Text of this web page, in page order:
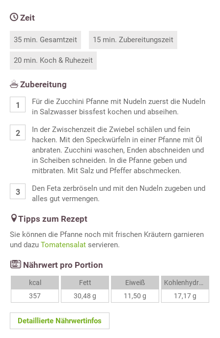
Zeit
35 min. Gesamtzeit 15 min. Zubereitungszeit
20 min. Koch & Ruhezeit
Zubereitung
Für die Zucchini Pfanne mit Nudeln zuerst die Nudeln
in Salzwasser bissfest kochen und abseihen.
In der Zwischenzeit die Zwiebel schälen und fein
hacken. Mit den Speckwürfeln in einer Pfanne mit Öl
anbraten. Zucchini waschen, Enden abschneiden und
in Scheiben schneiden. In die Pfanne geben und
mitbraten. Mit Salz und Pfeffer abschmecken.
Den Feta zerbröseln und mit den Nudeln zugeben und
alles gut vermengen.
Tipps zum Rezept
Sie können die Pfanne noch mit frischen Kräutern garnieren
und dazu Tomatensalat servieren.
Nährwert pro Portion
kcal
357
Fett
30,48 g
Eiweiß
11,50 g
Kohlenhydrate
17,17 g
Detaillierte Nährwertinfos